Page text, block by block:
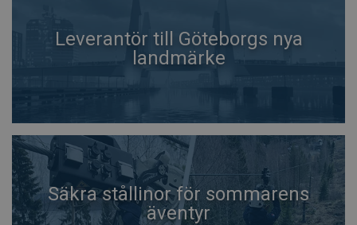
Leverantör till Göteborgs nya
landmärke
Säkra stållinor för sommarens
äventyr